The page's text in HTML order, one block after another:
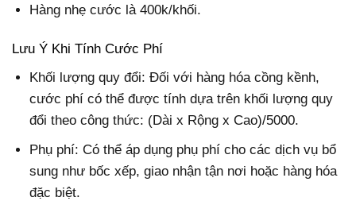
Hàng nhẹ cước là 400k/khối.
Lưu Ý Khi Tính Cước Phí
Khối lượng quy đổi: Đối với hàng hóa cồng kềnh,
cước phí có thể được tính dựa trên khối lượng quy
đổi theo công thức: (Dài x Rộng x Cao)/5000.
Phụ phí: Có thể áp dụng phụ phí cho các dịch vụ bổ
sung như bốc xếp, giao nhận tận nơi hoặc hàng hóa
đặc biệt.